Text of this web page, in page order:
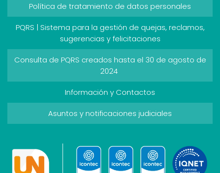
Política de tratamiento de datos personales
PQRS | Sistema para la gestión de quejas, reclamos,
sugerencias y felicitaciones
Consulta de PQRS creados hasta el 30 de agosto de
2024
Información y Contactos
Asuntos y notificaciones judiciales